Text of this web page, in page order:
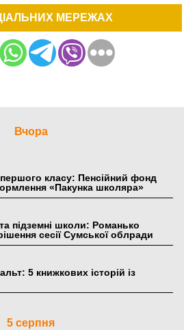
МЕРЕЖАХ
Вчора
класу: Пенсійний фонд
«Пакунка школяра»
підземні школи: Романько
сесії Сумської облради
5 книжкових історій із
5 серпня